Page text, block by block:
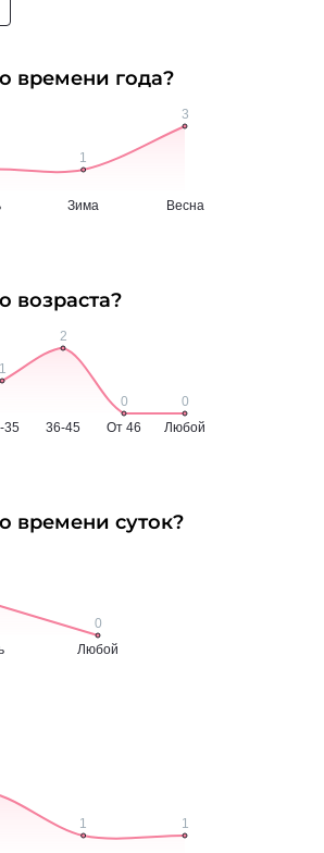
времени года?
возраста?
времени суток?